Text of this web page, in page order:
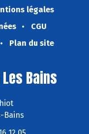
légales
CGU
Plan du site
Bains
Bains